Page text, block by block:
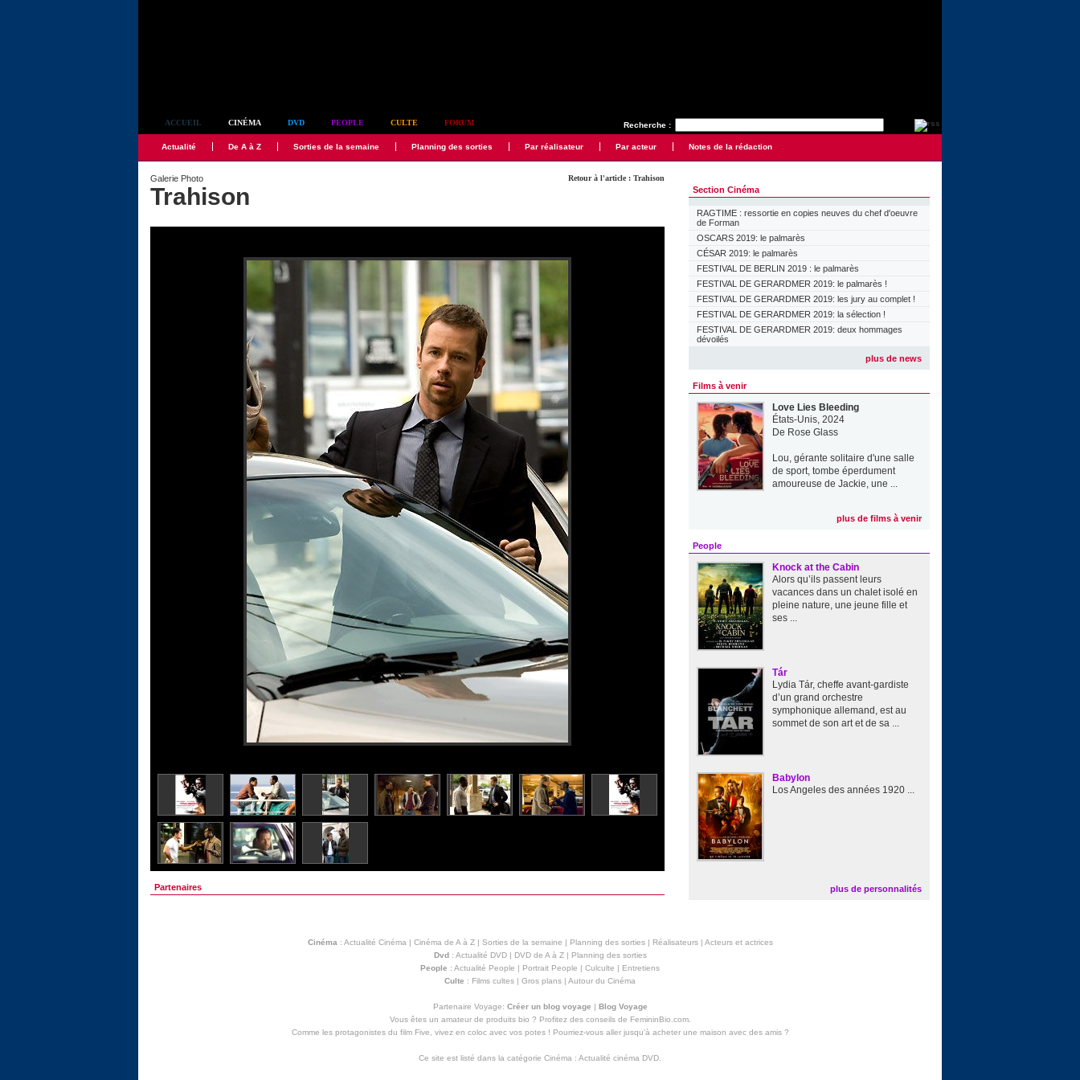
Recherche :
ACCUEIL CINÉMA DVD PEOPLE CULTE FORUM
Actualité De A à Z Sorties de la semaine Planning des sorties Par réalisateur Par acteur Notes de la rédaction
Retour à l'article : Trahison
Galerie Photo
Trahison
Partenaires
Section Cinéma
RAGTIME : ressortie en copies neuves du chef d'oeuvre
de Forman
OSCARS 2019: le palmarès
CÉSAR 2019: le palmarès
FESTIVAL DE BERLIN 2019 : le palmarès
FESTIVAL DE GERARDMER 2019: le palmarès !
FESTIVAL DE GERARDMER 2019: les jury au complet !
FESTIVAL DE GERARDMER 2019: la sélection !
FESTIVAL DE GERARDMER 2019: deux hommages
dévoilés
plus de news
Films à venir
Love Lies Bleeding
États-Unis, 2024
De Rose Glass
Lou, gérante solitaire d'une salle
de sport, tombe éperdument
amoureuse de Jackie, une ...
plus de films à venir
People
Knock at the Cabin
Alors qu’ils passent leurs
vacances dans un chalet isolé en
pleine nature, une jeune fille et
ses ...
Tár
Lydia Tár, cheffe avant-gardiste
d’un grand orchestre
symphonique allemand, est au
sommet de son art et de sa ...
Babylon
Los Angeles des années 1920 ...
plus de personnalités
Cinéma : Actualité Cinéma | Cinéma de A à Z| Sorties de la semaine | Planning des sorties| Réalisateurs| Acteurs et actrices
Dvd: Actualité DVD| DVD de A à Z| Planning des sorties
People : Actualité People | Portrait People | Culculte | Entretiens
Culte : Films cultes | Gros plans | Autour du Cinéma
Partenaire Voyage: Créer un blog voyage | Blog Voyage
Vous êtes un amateur de produits bio ? Profitez des conseils de FemininBio.com.
Comme les protagonistes du film Five, vivez en coloc avec vos potes ! Pourriez-vous aller jusqu'à acheter une maison avec des amis?
Ce site est listé dans la catégorie Cinéma : Actualité cinéma DVD